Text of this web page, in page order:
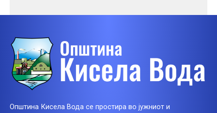
Општина Кисела Вода се простира во јужниот и